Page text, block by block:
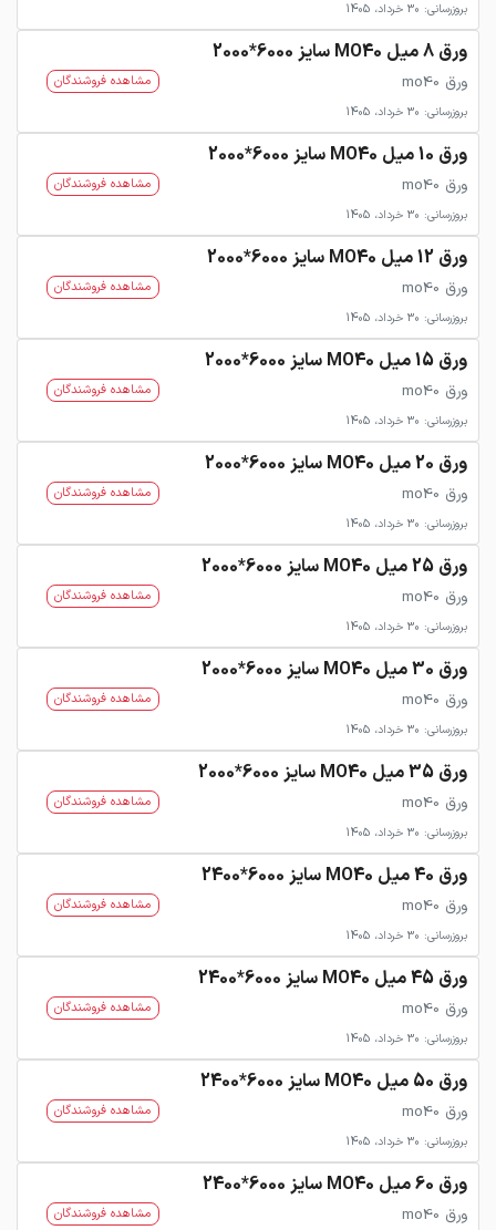
بروزرسانی: 30 خرداد، 1405
ورق 8 میل MO40 سایز 6000*2000
ورق mo40
بروزرسانی: 30 خرداد، 1405
مشاهده فروشندگان
ورق 10 میل MO40 سایز 6000*2000
ورق mo40
بروزرسانی: 30 خرداد، 1405
مشاهده فروشندگان
ورق 12 میل MO40 سایز 6000*2000
ورق mo40
بروزرسانی: 30 خرداد، 1405
مشاهده فروشندگان
ورق 15 میل MO40 سایز 6000*2000
ورق mo40
بروزرسانی: 30 خرداد، 1405
مشاهده فروشندگان
ورق 20 میل MO40 سایز 6000*2000
ورق mo40
بروزرسانی: 30 خرداد، 1405
مشاهده فروشندگان
ورق 25 میل MO40 سایز 6000*2000
ورق mo40
بروزرسانی: 30 خرداد، 1405
مشاهده فروشندگان
ورق 30 میل MO40 سایز 6000*2000
ورق mo40
بروزرسانی: 30 خرداد، 1405
مشاهده فروشندگان
ورق 35 میل MO40 سایز 6000*2000
ورق mo40
بروزرسانی: 30 خرداد، 1405
مشاهده فروشندگان
ورق 40 میل MO40 سایز 6000*2400
ورق mo40
بروزرسانی: 30 خرداد، 1405
مشاهده فروشندگان
ورق 45 میل MO40 سایز 6000*2400
ورق mo40
بروزرسانی: 30 خرداد، 1405
مشاهده فروشندگان
ورق 50 میل MO40 سایز 6000*2400
ورق mo40
بروزرسانی: 30 خرداد، 1405
مشاهده فروشندگان
ورق 60 میل MO40 سایز 6000*2400
ورق mo40 مشاهده فروشندگان